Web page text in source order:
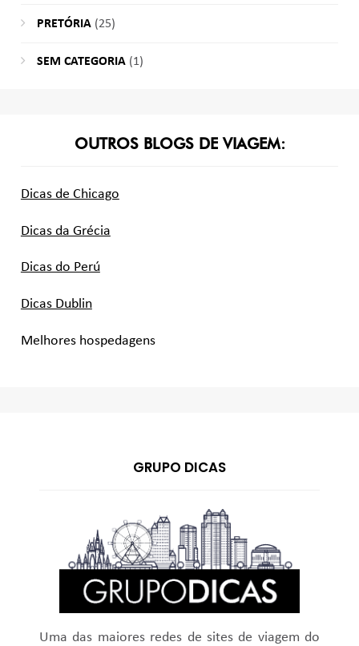
PRETÓRIA(25)
SEM CATEGORIA(1)
OUTROS BLOGS DE VIAGEM:
Dicas de Chicago
Dicas da Grécia
Dicas do Perú
Dicas Dublin
Melhores hospedagens
GRUPO DICAS
Uma das maiores redes de sites de viagem do